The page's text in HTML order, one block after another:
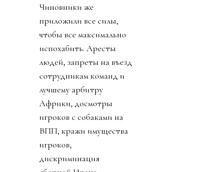
Чиновники же
приложили все силы,
чтобы все максимально
испохабить. Аресты
людей, запреты на въезд
сотрудникам команд и
лучшему арбитру
Африки, досмотры
игроков с собаками на
ВПП, кражи имущества
игроков,
дискриминация